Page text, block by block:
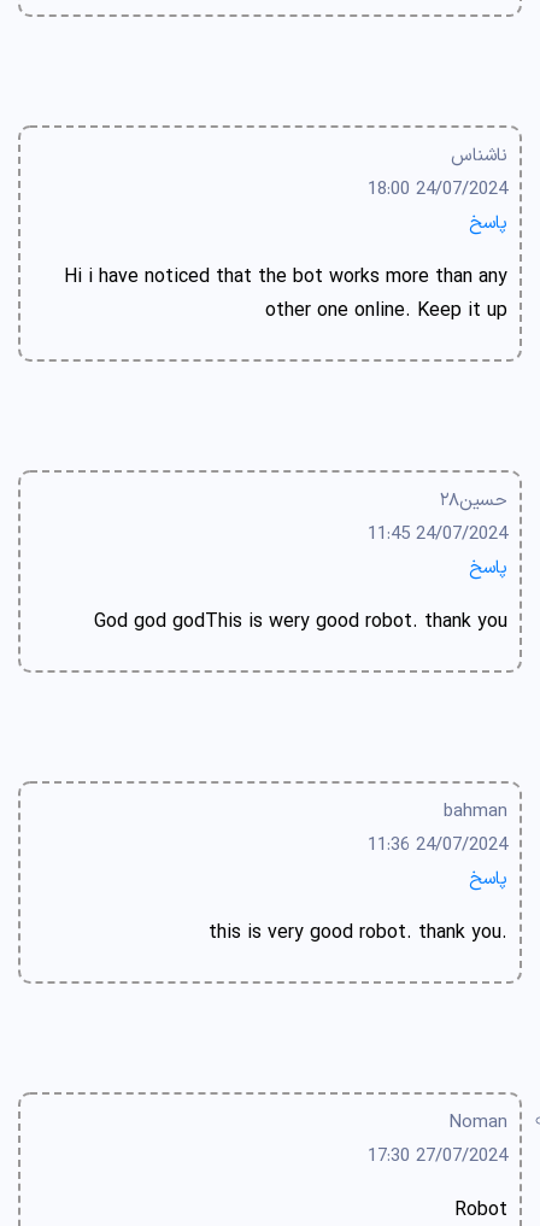
ناشناس
24/07/2024 18:00
پاسخ
Hi i have noticed that the bot works more than any
other one online. Keep it up
حسین۲۸
24/07/2024 11:45
پاسخ
God god godThis is wery good robot. thank you
bahman
24/07/2024 11:36
پاسخ
.this is very good robot. thank you
Noman
27/07/2024 17:30
Robot